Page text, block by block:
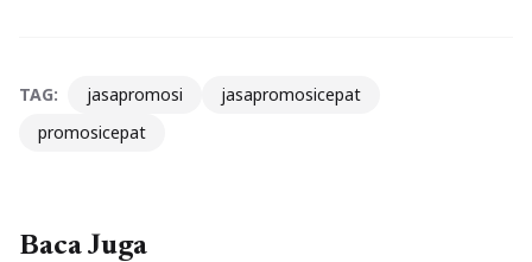
TAG: jasapromosi
jasapromosicepat
promosicepat
Baca Juga